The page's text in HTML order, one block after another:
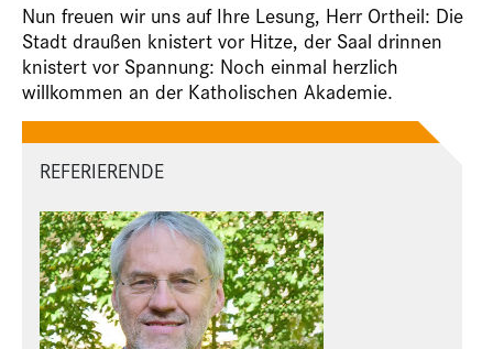
Nun freuen wir uns auf Ihre Lesung, Herr Ortheil: Die
Stadt draußen knistert vor Hitze, der Saal drinnen
knistert vor Spannung: Noch einmal herzlich
willkommen an der Katholischen Akademie.
REFERIERENDE